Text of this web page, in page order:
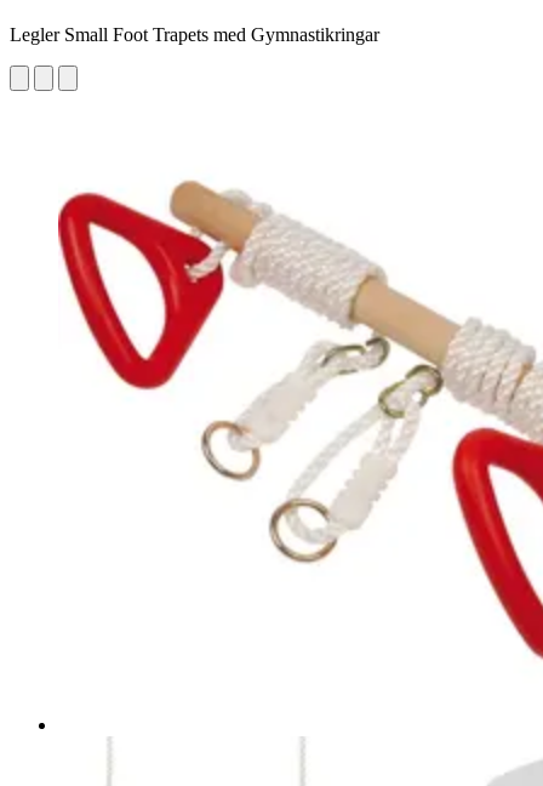
Legler Small Foot Trapets med Gymnastikringar